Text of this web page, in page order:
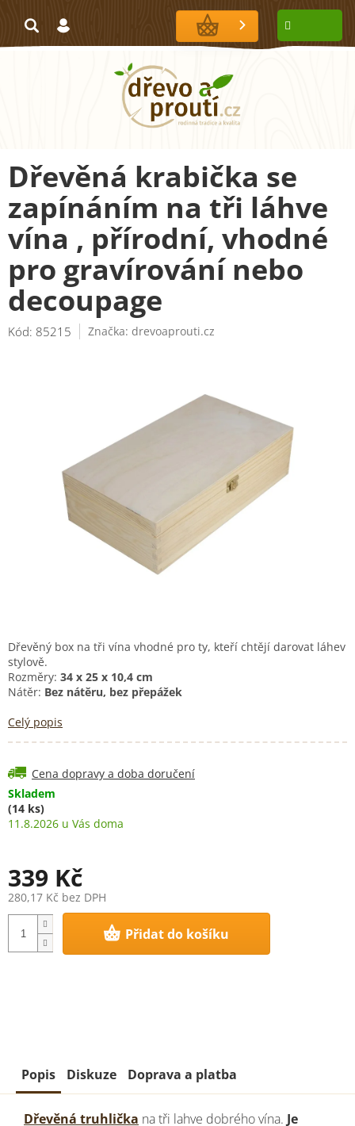
NÁKUPNÍ
KOŠÍK
Dřevěná krabička se
zapínáním na tři láhve
vína , přírodní, vhodné
pro gravírování nebo
decoupage
Kód: 85215 Značka: drevoaprouti.cz
Dřevěný box na tři vína vhodné pro ty, kteří chtějí darovat láhev
stylově.
Rozměry: 34 x 25 x 10,4 cm
Nátěr: Bez nátěru, bez přepážek
Celý popis
Skladem
(14 ks)
11.8.2026
Cena dopravy a doba doručení
339 Kč
280,17 Kč bez DPH
Měrná
cena:
Přidat do košíku
Popis Diskuze Doprava a platba
Dřevěná truhlička na tři lahve dobrého vína. Je